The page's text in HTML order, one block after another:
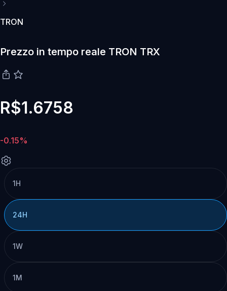
TRON
Prezzo in tempo reale TRON TRX
R$1.6758
-0.15%
1H
24H
1W
1M